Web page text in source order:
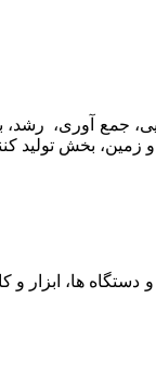
جمع آوری، رشد،
ها، ابزار و